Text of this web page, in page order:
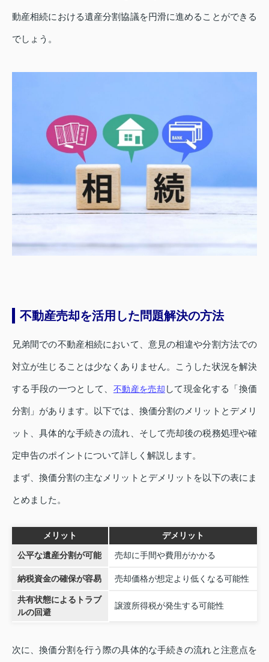
動産相続における遺産分割協議を円滑に進めることができる
でしょう。
不動産売却を活用した問題解決の方法
兄弟間での不動産相続において、意見の相違や分割方法での
対立が生じることは少なくありません。こうした状況を解決
する手段の一つとして、 不動産を売却 して現金化する「換価
分割」があります。以下では、換価分割のメリットとデメリ
ット、具体的な手続きの流れ、そして売却後の税務処理や確
定申告のポイントについて詳しく解説します。
まず、換価分割の主なメリットとデメリットを以下の表にま
とめました。
メリット デメリット
公平な遺産分割が可能 売却に手間や費用がかかる
納税資金の確保が容易 売却価格が想定より低くなる可能性
共有状態によるトラブ
ルの回避
譲渡所得税が発生する可能性
次に、換価分割を行う際の具体的な手続きの流れと注意点を